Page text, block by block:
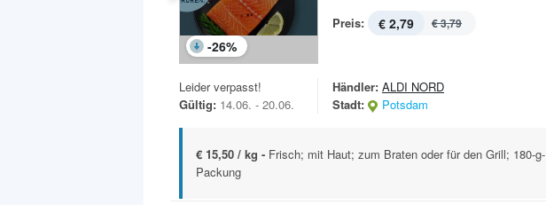
-26%
Preis: € 2,79 € 3,79
Leider verpasst!
Gültig: 14.06. - 20.06.
Händler: ALDI NORD
Stadt:
Potsdam
€ 15,50 / kg - Frisch; mit Haut; zum Braten oder für den Grill; 180-g-
Packung